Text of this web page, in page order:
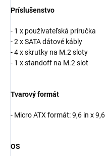
Príslušenstvo
- 1 x používateľská príručka
- 2 x SATA dátové kábly
- 4 x skrutky na M.2 sloty
- 1 x standoff na M.2 slot
Tvarový formát
- Micro ATX formát: 9,6 in x
OS